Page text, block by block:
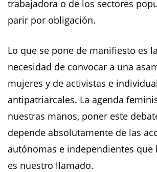
trabajadora o de los sectores
parir por obligación.
Lo que se pone de manifiesto es
necesidad de convocar a una
mujeres y de activistas e
antipatriarcales. La agenda
nuestras manos, poner este
depende absolutamente de las
autónomas e independientes que
es nuestro llamado.